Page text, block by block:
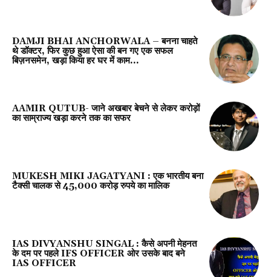
DAMJI BHAI ANCHORWALA – बनना चाहते
थे डॉक्टर, फिर कुछ हुआ ऐसा की बन गए एक सफल
बिज़नसमेन, खड़ा किया हर घर में काम...
AAMIR QUTUB- जाने अखबार बेचने से लेकर करोड़ों
का साम्राज्य खड़ा करने तक का सफर
MUKESH MIKI JAGATYANI : एक भारतीय बना
टैक्सी चालक से 45,000 करोड़ रुपये का मालिक
IAS DIVYANSHU SINGAL : कैसे अपनी मेहनत
के दम पर पहले IFS OFFICER ओर उसके बाद बने
IAS OFFICER